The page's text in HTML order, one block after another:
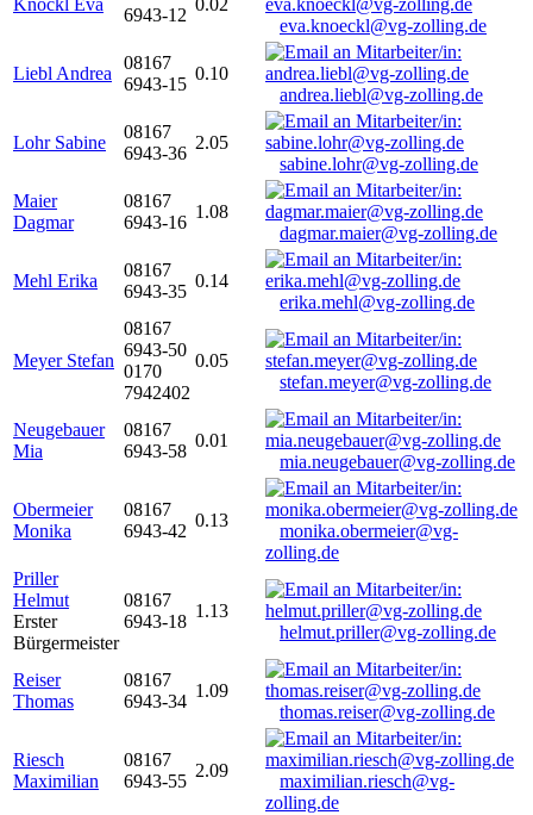
Knöckl Eva
6943-12
0.02
eva.knoeckl@vg-zolling.de
Liebl Andrea
08167
6943-15
0.10
andrea.liebl@vg-zolling.de
Lohr Sabine
08167
6943-36
2.05
sabine.lohr@vg-zolling.de
Maier
Dagmar
08167
6943-16
1.08
dagmar.maier@vg-zolling.de
Mehl Erika
08167
6943-35
0.14
erika.mehl@vg-zolling.de
Meyer Stefan
08167
6943-50
0170
7942402
0.05
stefan.meyer@vg-zolling.de
Neugebauer
Mia
08167
6943-58
0.01
mia.neugebauer@vg-zolling.de
Obermeier
Monika
08167
6943-42
0.13
monika.obermeier@vg-
zolling.de
Priller
Helmut
Erster
Bürgermeister
08167
6943-18
1.13
helmut.priller@vg-zolling.de
Reiser
Thomas
08167
6943-34
1.09
thomas.reiser@vg-zolling.de
Riesch
Maximilian
08167
6943-55
2.09
maximilian.riesch@vg-
zolling.de